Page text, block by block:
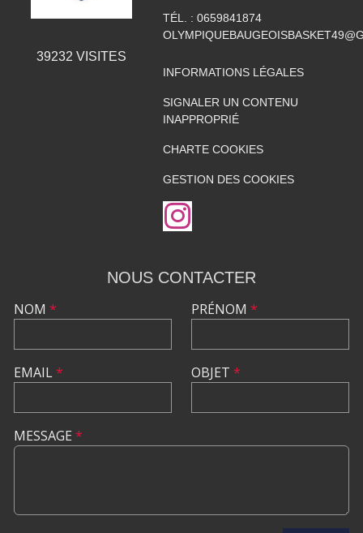
39232 VISITES
TÉL. : 0659841874
INFORMATIONS LÉGALES
SIGNALER UN CONTENU
INAPPROPRIÉ
CHARTE COOKIES
GESTION DES COOKIES
NOUS CONTACTER
NOM *
EMAIL*
PRÉNOM *
OBJET *
MESSAGE *